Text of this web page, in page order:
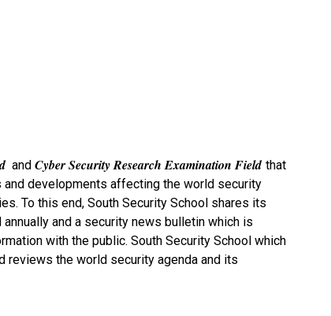
and Cyber Security Research Examination Field that
developments affecting the world security
To this end, South Security School shares its
and a security news bulletin which is
with the public. South Security School which
reviews the world security agenda and its